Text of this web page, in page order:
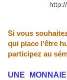
Si vous
qui place l'être
participez au
UNE